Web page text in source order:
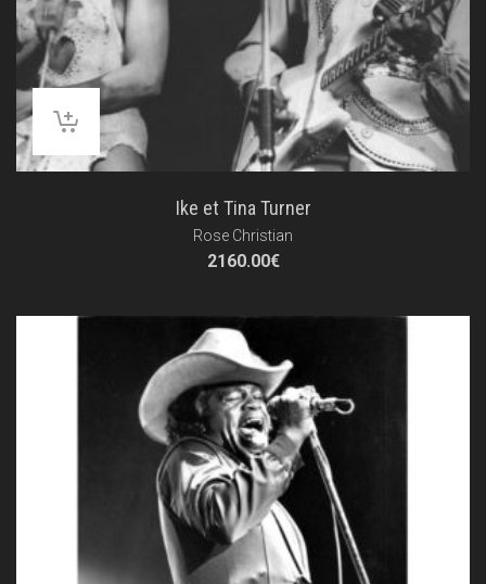
Ike et Tina Turner
Rose Christian
2160.00€